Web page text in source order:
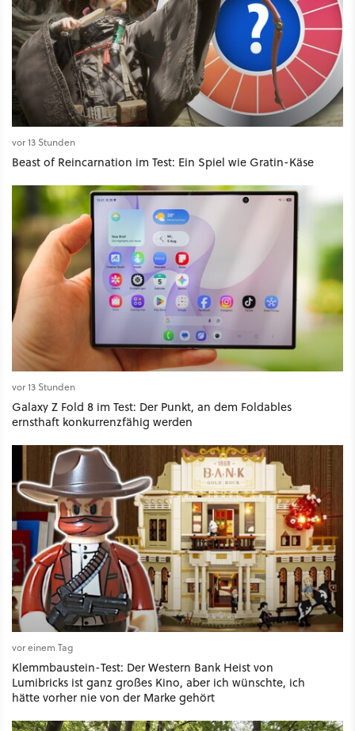
vor 13 Stunden
Beast of Reincarnation im Test: Ein Spiel wie Gratin-Käse
vor 13 Stunden
Galaxy Z Fold 8 im Test: Der Punkt, an dem Foldables
ernsthaft konkurrenzfähig werden
vor einem Tag
Klemmbaustein-Test: Der Western Bank Heist von
Lumibricks ist ganz großes Kino, aber ich wünschte, ich
hätte vorher nie von der Marke gehört